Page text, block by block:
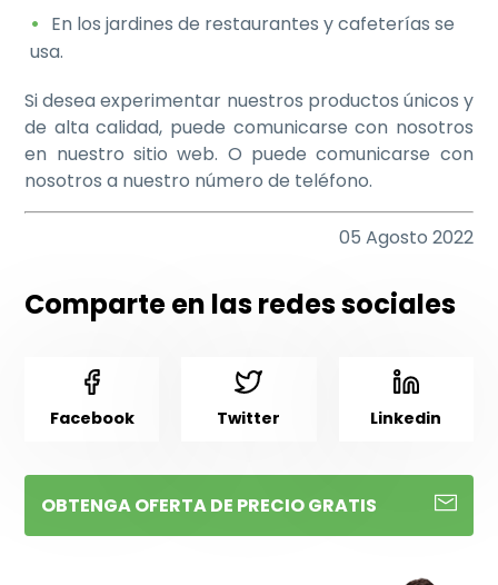
En los jardines de restaurantes y cafeterías se
usa.
Si desea experimentar nuestros productos únicos y
de alta calidad, puede comunicarse con nosotros
en nuestro sitio web. O puede comunicarse con
nosotros a nuestro número de teléfono.
05 Agosto 2022
Comparte en las redes sociales
Facebook Twitter Linkedin
OBTENGA OFERTA DE PRECIO GRATIS